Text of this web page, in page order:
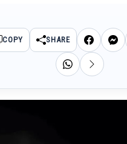
COPY SHARE